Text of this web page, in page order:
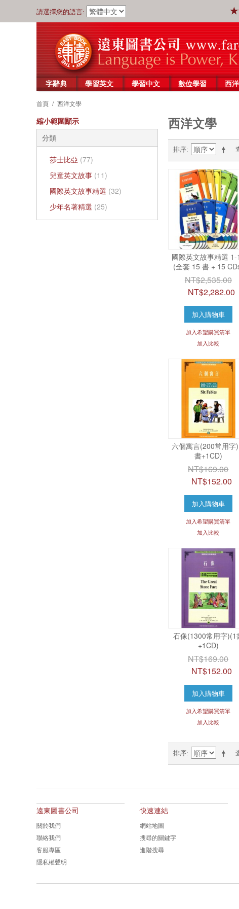
請選擇您的語言:
字辭典 學習英文 學習中文 數位學習 西
首頁 / 西洋文學
縮小範圍顯示
分類
莎士比亞 (77)
兒童英文故事 (11)
國際英文故事精選 (32)
少年名著精選 (25)
西洋文學
排序
國際英文故事精選 1-
(全套 15 書 + 15
NT$2,535.00
NT$2,282.00
加入購物車
加入希望購買清單
加入比較
六個寓言(200常用字
書+1CD)
NT$169.00
NT$152.00
加入購物車
加入希望購買清單
加入比較
石像(1300常用字)(1
+1CD)
NT$169.00
NT$152.00
加入購物車
加入希望購買清單
加入比較
排序
遠東圖書公司
關於我們
聯絡我們
客服專區
隱私權聲明
快速連結
網站地圖
搜尋的關鍵字
進階搜尋